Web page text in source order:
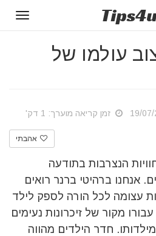
Tips
עולמו של
זמן קריאה מוערך: 1 דק'
אהבתי
הנצרבות בתודעה
אנחנו ברהיטי ברנר רואים
עצומה לכל הורה לספק לילד
מקור של זיכרונות נעימים
מילדותו. חדר הילדים מהווה